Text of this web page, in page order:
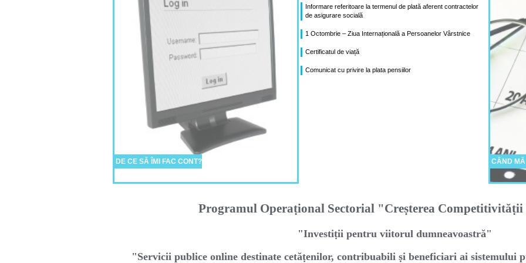
DE CE SĂ ÎMI FAC CONT?
Informare referitoare la termenul de plată aferent contractelor
de asigurare socială
1 Octombrie – Ziua Internațională a Persoanelor Vârstnice
Certificatul de viață
Comunicat cu privire la plata pensiilor
CÂND
Programul Operaṭional Sectorial "Creṣterea Competitivităṭii
"Investiṭii pentru viitorul dumneavoastră"
"Servicii publice online destinate cetăṭenilor, contribuabili ṣi beneficiari ai sistemului